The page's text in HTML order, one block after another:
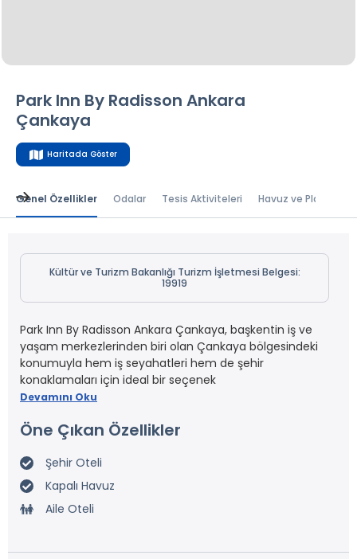
Park Inn By Radisson Ankara
Çankaya
Haritada Göster
Genel Özellikler Odalar Tesis Aktiviteleri Havuz ve Plaj
Kültür ve Turizm Bakanlığı Turizm İşletmesi Belgesi:
19919
Park Inn By Radisson Ankara Çankaya, başkentin iş ve
yaşam merkezlerinden biri olan Çankaya bölgesindeki
konumuyla hem iş seyahatleri hem de şehir
konaklamaları için ideal bir seçenek
Devamını Oku
Öne Çıkan Özellikler
Şehir Oteli
Kapalı Havuz
Aile Oteli